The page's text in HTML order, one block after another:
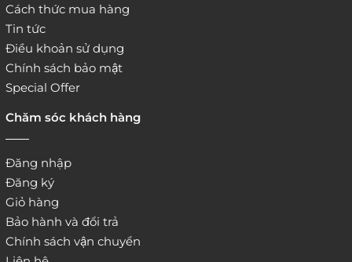
Cách thức mua hàng
Tin tức
Điều khoản sử dụng
Chính sách bảo mật
Special Offer
Chăm sóc khách hàng
Đăng nhập
Đăng ký
Giỏ hàng
Bảo hành và đổi trả
Chính sách vận chuyển